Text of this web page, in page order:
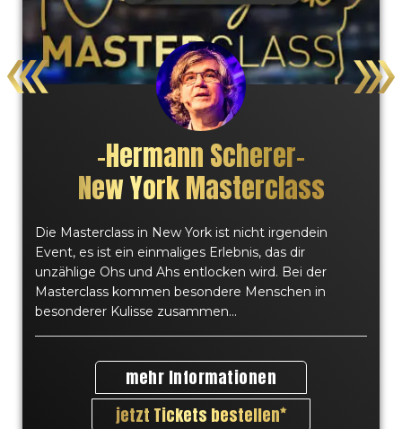
–Hermann Scherer–
New York Masterclass
Die Masterclass in New York ist nicht irgendein
Event, es ist ein einmaliges Erlebnis, das dir
unzählige Ohs und Ahs entlocken wird. Bei der
Masterclass kommen besondere Menschen in
besonderer Kulisse zusammen...
mehr Informationen
jetzt Tickets bestellen